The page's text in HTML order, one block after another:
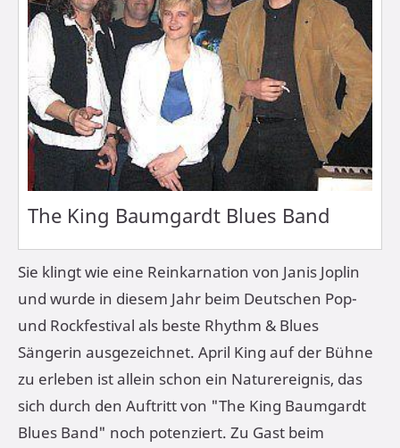
The King Baumgardt Blues Band
Sie klingt wie eine Reinkarnation von Janis Joplin
und wurde in diesem Jahr beim Deutschen Pop-
und Rockfestival als beste Rhythm & Blues
Sängerin ausgezeichnet. April King auf der Bühne
zu erleben ist allein schon ein Naturereignis, das
sich durch den Auftritt von "The King Baumgardt
Blues Band" noch potenziert. Zu Gast beim